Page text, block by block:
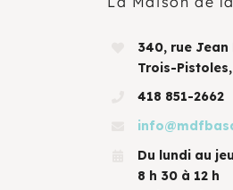
340, rue Jean
Trois-
418 851-2662
Du lundi au
8 h 30 à 12 h